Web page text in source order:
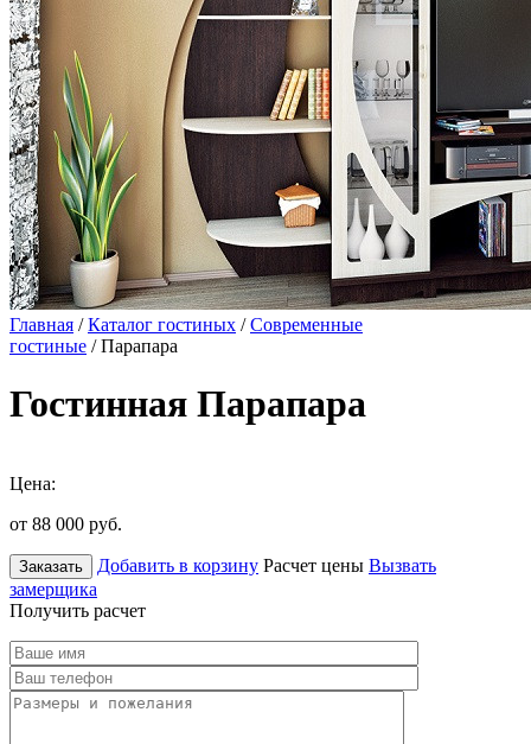
Главная /Каталог гостиных /Современные
гостиные / Парапара
Гостинная Парапара
Цена:
от 88 000 руб.
Заказать Добавить в корзину Расчет цены Вызвать
замерщика
Получить расчет